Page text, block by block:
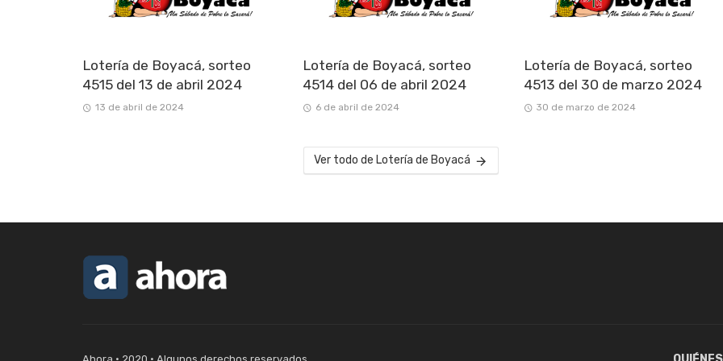
Lotería de Boyacá, sorteo
4515 del 13 de abril 2024
13 de abril de 2024
Lotería de Boyacá, sorteo
4514 del 06 de abril 2024
6 de abril de 2024
Lotería de Boyacá, sorteo
4513 del 30 de marzo 2024
30 de marzo de 2024
Ver todo de Lotería de Boyacá